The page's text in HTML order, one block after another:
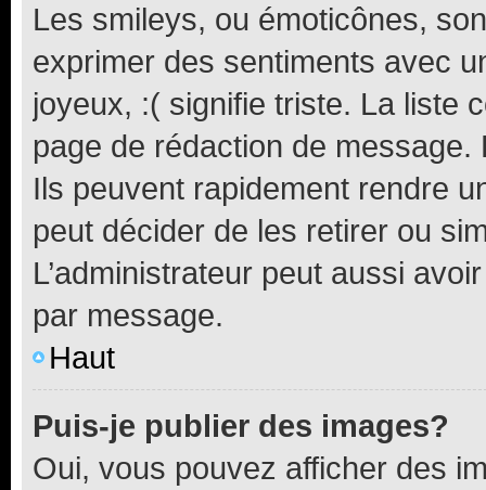
Les smileys, ou émoticônes,
exprimer des sentiments avec
joyeux, :( signifie triste. La liste
page de rédaction de
Ils peuvent rapidement rendre
peut décider de les retirer ou
L’administrateur peut aussi
par message.
Haut
Puis-je publier des images?
Oui, vous pouvez afficher des